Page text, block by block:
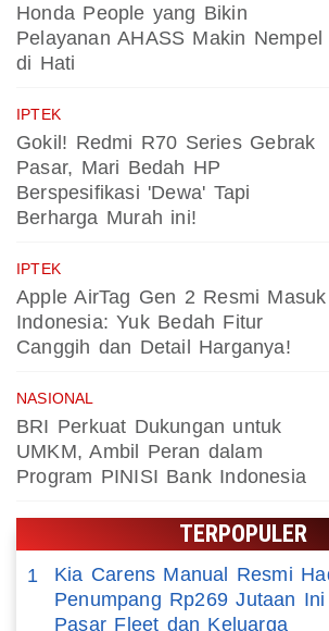
Honda People yang Bikin
Pelayanan AHASS Makin Nempel
di Hati
IPTEK
Gokil! Redmi R70 Series Gebrak
Pasar, Mari Bedah HP
Berspesifikasi 'Dewa' Tapi
Berharga Murah ini!
IPTEK
Apple AirTag Gen 2 Resmi Masuk
Indonesia: Yuk Bedah Fitur
Canggih dan Detail Harganya!
NASIONAL
BRI Perkuat Dukungan untuk
UMKM, Ambil Peran dalam
Program PINISI Bank Indonesia
TERPOPULER
1
Kia Carens Manual Resmi
Penumpang Rp269 Jutaan
Pasar Fleet dan Keluarga